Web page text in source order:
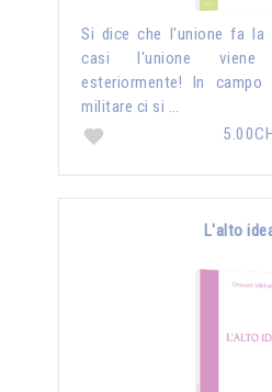
Si dice che l'unione fa la
casi l'unione viene
esteriormente! In
militare ci si …
L'alto